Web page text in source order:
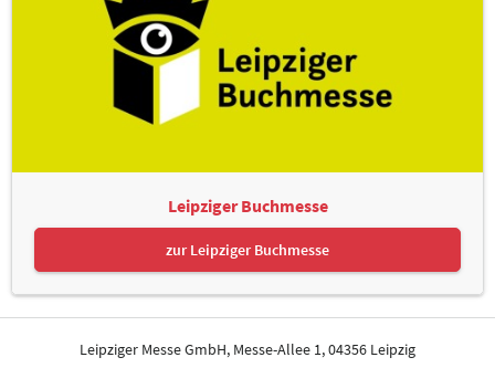
Leipziger Buchmesse
zur Leipziger Buchmesse
Leipziger Messe GmbH, Messe-Allee 1, 04356 Leipzig